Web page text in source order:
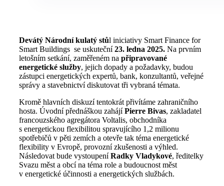
Devátý Národní kulatý stůl iniciativy Smart Finance for
Smart Buildings se uskuteční23. ledna 2025.Na prvním
letošním setkání, zaměřeném na připravované
energetické služby, jejich dopady a požadavky, budou
zástupci energetických expertů, bank, konzultantů, veřejné
správy a stavebnictví diskutovat tři vybraná témata.
Kromě hlavních diskuzí tentokrát přivítáme zahraničního
hosta. Úvodní přednáškou zahájíPierre Bivas, zakladatel
francouzského agregátora Voltalis, obchodníka
s energetickou flexibilitou spravujícího 1,2 milionu
spotřebičů v pěti zemích a otevře tak téma energetické
flexibility v Evropě, provozní zkušenosti a výhled.
Následovat bude vystoupeníRadky Vladykové, ředitelky
Svazu měst a obcí na téma role a budoucnost měst
v energetické účinnosti a energetických službách.